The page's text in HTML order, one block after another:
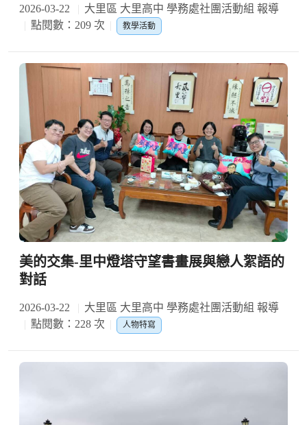
2026-03-22
大里區 大里高中 學務處社團活動組 報導
點閱數：209 次
教學活動
美的交集-里中燈塔守望書畫展與戀人絮語的
對話
2026-03-22
大里區 大里高中 學務處社團活動組 報導
點閱數：228 次
人物特寫